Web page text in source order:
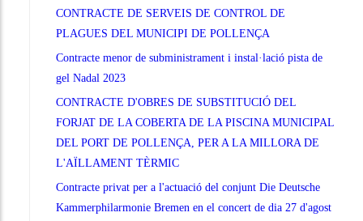
CONTRACTE DE SERVEIS DE CONTROL DE
PLAGUES DEL MUNICIPI DE POLLENÇA
Contracte menor de subministrament i instal·lació pista de
gel Nadal 2023
CONTRACTE D'OBRES DE SUBSTITUCIÓ DEL
FORJAT DE LA COBERTA DE LA PISCINA MUNICIPAL
DEL PORT DE POLLENÇA, PER A LA MILLORA DE
L'AÏLLAMENT TÈRMIC
Contracte privat per a l'actuació del conjunt Die Deutsche
Kammerphilarmonie Bremen en el concert de dia 27 d'agost